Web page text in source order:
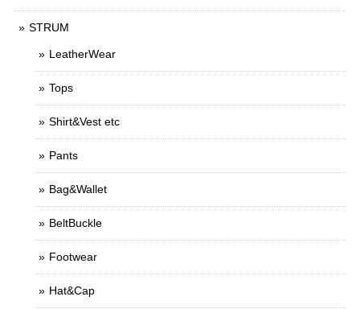
STRUM
LeatherWear
Tops
Shirt&Vest etc
Pants
Bag&Wallet
BeltBuckle
Footwear
Hat&Cap